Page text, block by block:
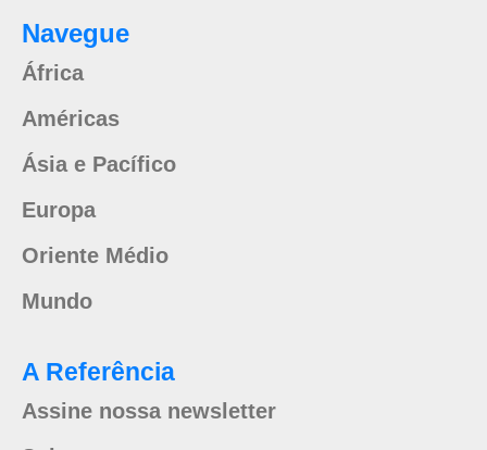
Navegue
África
Américas
Ásia e Pacífico
Europa
Oriente Médio
Mundo
A Referência
Assine nossa newsletter